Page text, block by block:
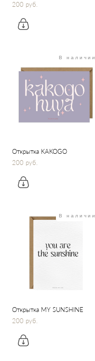
200 pуб.
В наличии
Открытка KAKOGO
200 pуб.
В наличии
Открытка MY SUNSHINE
200 pуб.